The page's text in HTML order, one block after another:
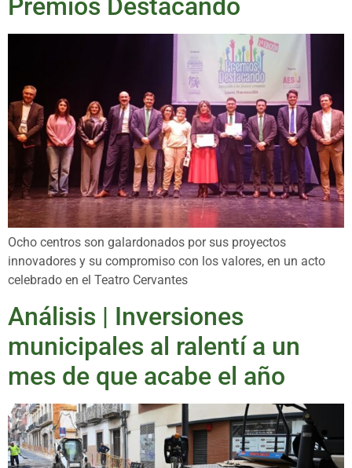
Premios Destacando
Ocho centros son galardonados por sus proyectos
innovadores y su compromiso con los valores, en un acto
celebrado en el Teatro Cervantes
Análisis | Inversiones
municipales al ralentí a un
mes de que acabe el año